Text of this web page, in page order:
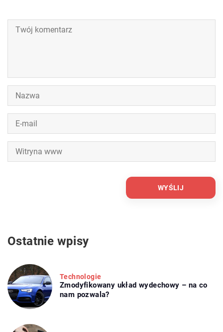
Ostatnie wpisy
Technologie
Zmodyfikowany układ wydechowy – na co
nam pozwala?